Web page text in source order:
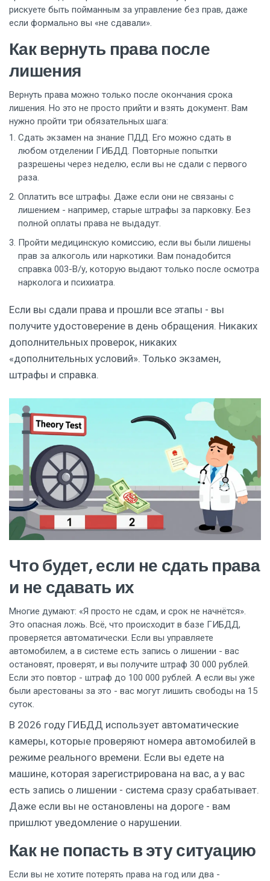
рискуете быть пойманным за управление без прав, даже
если формально вы «не сдавали».
Как вернуть права после
лишения
Вернуть права можно только после окончания срока
лишения. Но это не просто прийти и взять документ. Вам
нужно пройти три обязательных шага:
Сдать экзамен на знание ПДД. Его можно сдать в
любом отделении ГИБДД. Повторные попытки
разрешены через неделю, если вы не сдали с первого
раза.
Оплатить все штрафы. Даже если они не связаны с
лишением - например, старые штрафы за парковку. Без
полной оплаты права не выдадут.
Пройти медицинскую комиссию, если вы были лишены
прав за алкоголь или наркотики. Вам понадобится
справка 003-В/у, которую выдают только после осмотра
нарколога и психиатра.
Если вы сдали права и прошли все этапы - вы
получите удостоверение в день обращения. Никаких
дополнительных проверок, никаких
«дополнительных условий». Только экзамен,
штрафы и справка.
Что будет, если не сдать права
и не сдавать их
Многие думают: «Я просто не сдам, и срок не начнётся».
Это опасная ложь. Всё, что происходит в базе ГИБДД,
проверяется автоматически. Если вы управляете
автомобилем, а в системе есть запись о лишении - вас
остановят, проверят, и вы получите штраф 30 000 рублей.
Если это повтор - штраф до 100 000 рублей. А если вы уже
были арестованы за это - вас могут лишить свободы на 15
суток.
В 2026 году ГИБДД использует автоматические
камеры, которые проверяют номера автомобилей в
режиме реального времени. Если вы едете на
машине, которая зарегистрирована на вас, а у вас
есть запись о лишении - система сразу срабатывает.
Даже если вы не остановлены на дороге - вам
пришлют уведомление о нарушении.
Как не попасть в эту ситуацию
Если вы не хотите потерять права на год или два -